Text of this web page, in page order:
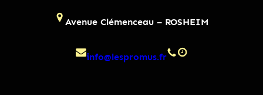
Avenue Clémenceau – ROSHEIM
info@lespromus.fr